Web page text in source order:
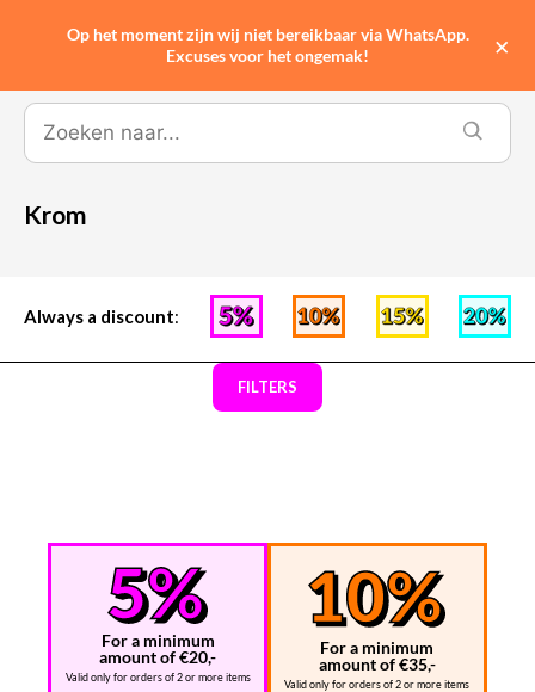
Krom
Always a discount:
FILTERS
For a minimum
amount of €20,-
Valid only for orders of 2 or more items
For a minimum
amount of €35,-
Valid only for orders of 2 or more items
Op het moment zijn wij niet bereikbaar via WhatsApp.
Excuses voor het ongemak!
×